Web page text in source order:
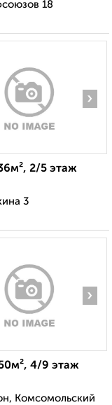
18
›
2/5 этаж
3
›
4/9 этаж
Комсомольский